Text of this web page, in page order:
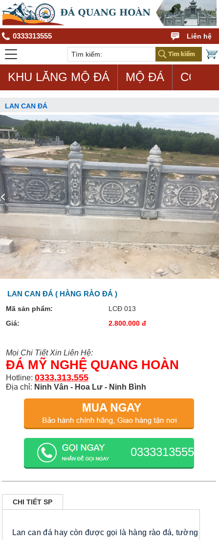
0333313555 Liên hệ
KHU LĂNG MỘ ĐÁ MỘ ĐÁ CON
LAN CAN ĐÁ
LAN CAN ĐÁ ( HÀNG RÀO ĐÁ )
Mã sản phẩm:
LCĐ 013
Giá:
2.800.000 đ
Mọi Chi Tiết Xin Liên Hệ:
ĐÁ MỸ NGHỆ QUANG HOÀN
Hotline: 0333.313.555
Địa chỉ: Ninh Vân - Hoa Lư - Ninh Bình
0333313555
CHI TIẾT SP
Lan can đá hay còn được gọi là hàng rào đá, tường